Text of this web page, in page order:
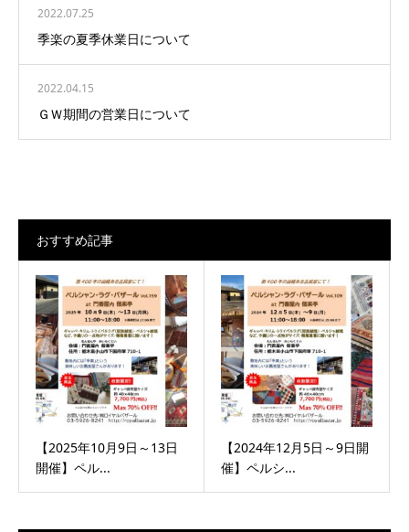
2022.07.25
季楽の夏季休業日について
2022.04.15
ＧＷ期間の営業日について
おすすめ記事
【2025年10月9日～13日
開催】ペル...
【2024年12月5日～9日開
催】ペルシ...